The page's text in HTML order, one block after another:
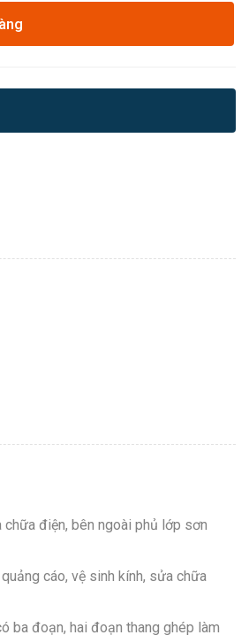
điện, bên ngoài phủ lớp sơn
cáo, vệ sinh kính, sửa chữa
ba đoạn, hai đoạn thang ghép làm